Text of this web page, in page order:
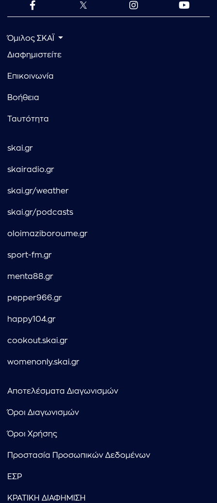
Όμιλος ΣΚΑΪ
Διαφημιστείτε
Επικοινωνία
Βοήθεια
Ταυτότητα
skai.gr
skairadio.gr
skai.gr/weather
skai.gr/podcasts
oloimaziboroume.gr
sport-fm.gr
menta88.gr
pepper966.gr
happy104.gr
cookout.skai.gr
womenonly.skai.gr
Αποτελέσματα Διαγωνισμών
Όροι Διαγωνισμών
Όροι Χρήσης
Προστασία Προσωπικών Δεδομένων
ΕΣΡ
ΚΡΑΤΙΚΗ ΔΙΑΦΗΜΙΣΗ